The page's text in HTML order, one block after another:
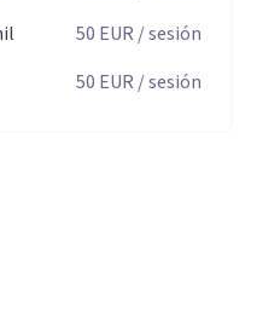
50 EUR / sesión
50 EUR / sesión